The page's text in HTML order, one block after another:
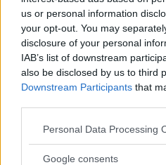
us or personal information
your opt-out. You may
disclosure of your personal
IAB’s list of downstream
also be disclosed by us to third
Downstream Participants that
Please note that this website/
not limited to your visit or usage
Personal Data Processing
Google consents